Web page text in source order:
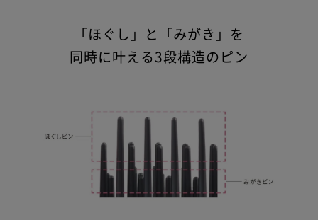
「ほぐし」と「みがき」を
同時に叶える3段構造のピン